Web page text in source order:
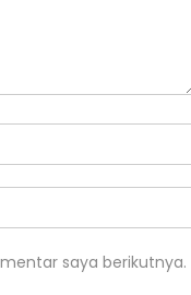
saya berikutnya.